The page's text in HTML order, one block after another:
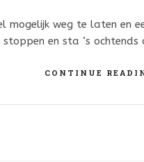
mogelijk weg te laten en
stoppen en sta ‘s
CONTINUE